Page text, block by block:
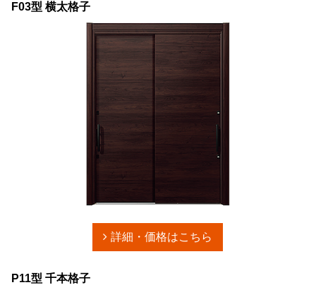
F03型 横太格子
詳細・価格はこちら
P11型 千本格子